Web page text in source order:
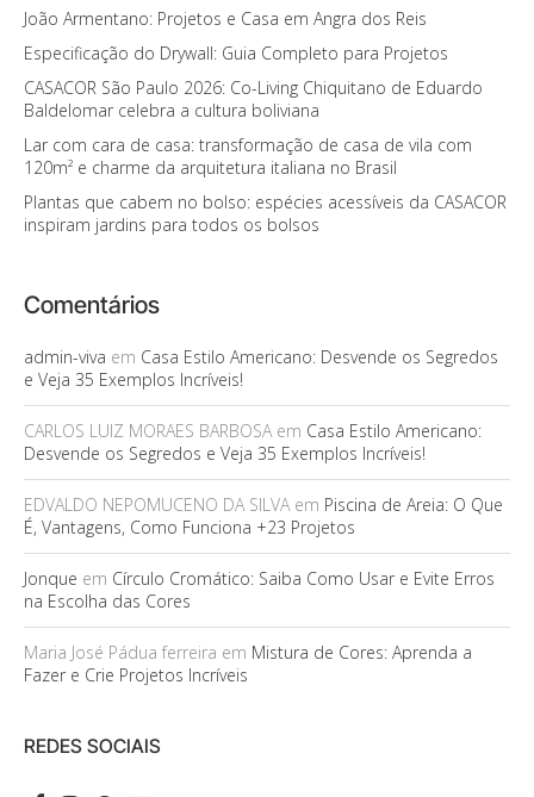
João Armentano: Projetos e Casa em Angra dos Reis
Especificação do Drywall: Guia Completo para Projetos
CASACOR São Paulo 2026: Co-Living Chiquitano de Eduardo
Baldelomar celebra a cultura boliviana
Lar com cara de casa: transformação de casa de vila com
120m² e charme da arquitetura italiana no Brasil
Plantas que cabem no bolso: espécies acessíveis da CASACOR
inspiram jardins para todos os bolsos
Comentários
admin-viva em Casa Estilo Americano: Desvende os Segredos
e Veja 35 Exemplos Incríveis!
CARLOS LUIZ MORAES BARBOSAem Casa Estilo Americano:
Desvende os Segredos e Veja 35 Exemplos Incríveis!
EDVALDO NEPOMUCENO DA SILVAem Piscina de Areia: O Que
É, Vantagens, Como Funciona +23 Projetos
Jonque em Círculo Cromático: Saiba Como Usar e Evite Erros
na Escolha das Cores
Maria José Pádua ferreira em Mistura de Cores: Aprenda a
Fazer e Crie Projetos Incríveis
REDES SOCIAIS